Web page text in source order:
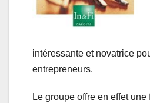
intéressante et novatrice
entrepreneurs.
Le groupe offre en effet